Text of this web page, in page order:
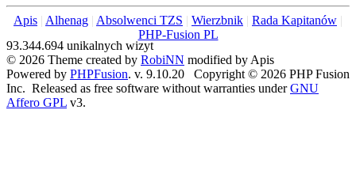
Apis | Alhenag | Absolwenci TZS | Wierzbnik | Rada Kapitanów |
PHP-Fusion PL
93.344.694 unikalnych wizyt
© 2026 Theme created by RobiNN modified by Apis
Powered by PHPFusion. v. 9.10.20 Copyright © 2026 PHP Fusion
Inc. Released as free software without warranties underGNU
Affero GPL v3.